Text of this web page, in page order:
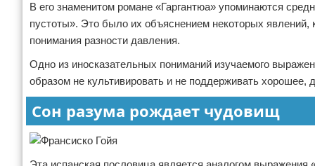
В его знаменитом романе «Гаргантюа» упоминаются
пустоты». Это было их объяснением некоторых
понимания разности давления.
Одно из иносказательных пониманий изучаемого
образом не культивировать и не поддерживать
Сон разума рождает чудовищ